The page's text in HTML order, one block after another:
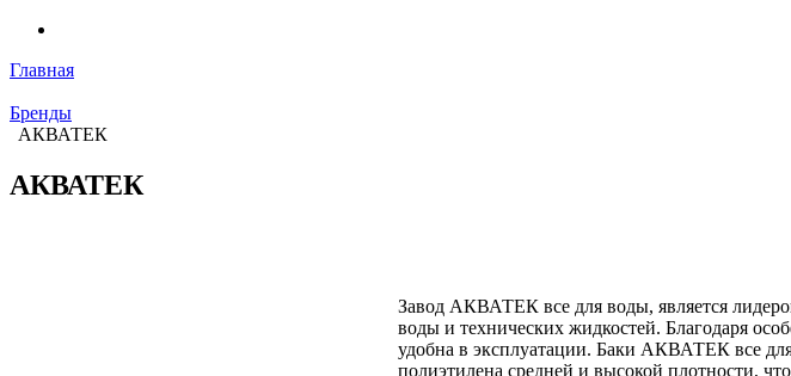
Главная
Бренды
АКВАТЕК
АКВАТЕК
Завод АКВАТЕК все для воды, является
воды и технических жидкостей. Благодаря
удобна в эксплуатации. Баки АКВАТЕК все для
полиэтилена средней и высокой плотности,